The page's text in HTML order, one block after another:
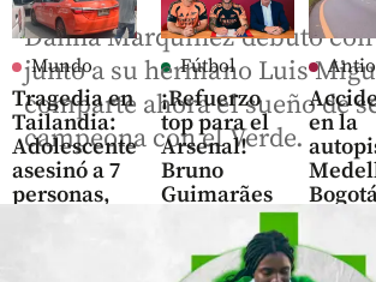
Mundo
Tragedia en
Tailandia:
Adolescente
asesinó a 7
personas,
Fútbol
¡Refuerzo
top para el
Arsenal!
Bruno
Guimarães
llega para
reforzar el
mediocampo
en la
Danna Marquínez debutó
junto a su hermano Luis
comparte ahora el sueño de
campeona con el Verde.